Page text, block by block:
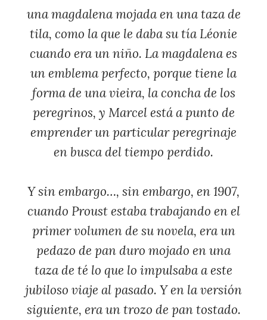
una magdalena mojada en una taza de
tila, como la que le daba su tía Léonie
cuando era un niño. La magdalena es
un emblema perfecto, porque tiene la
forma de una vieira, la concha de los
peregrinos, y Marcel está a punto de
emprender un particular peregrinaje
en busca del tiempo perdido.
Y sin embargo…, sin embargo, en 1907,
cuando Proust estaba trabajando en el
primer volumen de su novela, era un
pedazo de pan duro mojado en una
taza de té lo que lo impulsaba a este
jubiloso viaje al pasado. Y en la versión
siguiente, era un trozo de pan tostado.